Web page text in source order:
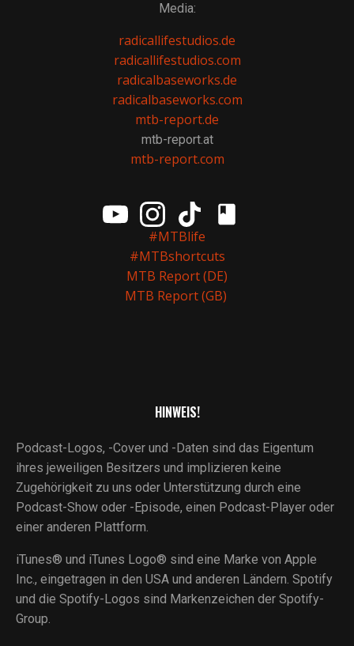
Media:
radicallifestudios.de
radicallifestudios.com
radicalbaseworks.de
radicalbaseworks.com
mtb-report.de
mtb-report.at
mtb-report.com
#MTBlife
#MTBshortcuts
MTB Report (DE)
MTB Report (GB)
HINWEIS!
Podcast-Logos, -Cover und -Daten sind das Eigentum
ihres jeweiligen Besitzers und implizieren keine
Zugehörigkeit zu uns oder Unterstützung durch eine
Podcast-Show oder -Episode, einen Podcast-Player oder
einer anderen Plattform.
iTunes® und iTunes Logo® sind eine Marke von Apple
Inc., eingetragen in den USA und anderen Ländern. Spotify
und die Spotify-Logos sind Markenzeichen der Spotify-
Group.